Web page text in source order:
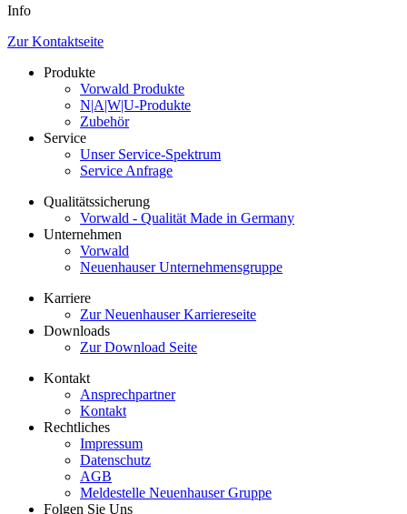
Info
Zur Kontaktseite
Produkte
Vorwald Produkte
N|A|W|U-Produkte
Zubehör
Service
Unser Service-Spektrum
Service Anfrage
Qualitätssicherung
Vorwald - Qualität Made in Germany
Unternehmen
Vorwald
Neuenhauser Unternehmensgruppe
Karriere
Zur Neuenhauser Karriereseite
Downloads
Zur Download Seite
Kontakt
Ansprechpartner
Kontakt
Rechtliches
Impressum
Datenschutz
AGB
Meldestelle Neuenhauser Gruppe
Folgen Sie Uns